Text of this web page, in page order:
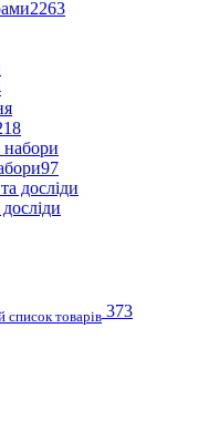
2263
97
список товарів 373